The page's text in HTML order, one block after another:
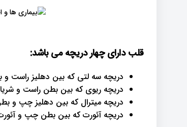
قلب دارای چهار دریچه می باشد:
دریچه سه لتی که بین دهلیز راست و
دریچه ریوی که بین بطن راست و
دریچه میترال که بین دهلیز چپ و
دریچه آئورت که بین بطن چپ و آئورت